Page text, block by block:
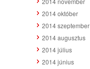
2014 október
2014 szeptember
2014 augusztus
2014 július
2014 június